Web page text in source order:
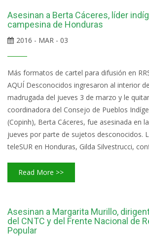
Asesinan a Berta Cáceres, líder
campesina de Honduras
2016 - MAR - 03
Más formatos de cartel para difusión en
AQUÍ Desconocidos ingresaron al interior
madrugada del jueves 3 de marzo y le
coordinadora del Consejo de Pueblos
(Copinh), Berta Cáceres, fue asesinada en
jueves por parte de sujetos desconocidos.
teleSUR en Honduras, Gilda Silvestrucci,
Read More >>
Asesinan a Margarita Murillo,
del CNTC y del Frente Nacional de
Popular